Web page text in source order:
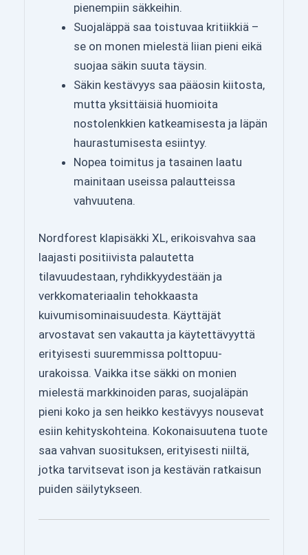
pienempiin säkkeihin.
Suojaläppä saa toistuvaa kritiikkiä –
se on monen mielestä liian pieni eikä
suojaa säkin suuta täysin.
Säkin kestävyys saa pääosin kiitosta,
mutta yksittäisiä huomioita
nostolenkkien katkeamisesta ja läpän
haurastumisesta esiintyy.
Nopea toimitus ja tasainen laatu
mainitaan useissa palautteissa
vahvuutena.
Nordforest klapisäkki XL, erikoisvahva saa
laajasti positiivista palautetta
tilavuudestaan, ryhdikkyydestään ja
verkkomateriaalin tehokkaasta
kuivumisominaisuudesta. Käyttäjät
arvostavat sen vakautta ja käytettävyyttä
erityisesti suuremmissa polttopuu-
urakoissa. Vaikka itse säkki on monien
mielestä markkinoiden paras, suojaläpän
pieni koko ja sen heikko kestävyys nousevat
esiin kehityskohteina. Kokonaisuutena tuote
saa vahvan suosituksen, erityisesti niiltä,
jotka tarvitsevat ison ja kestävän ratkaisun
puiden säilytykseen.